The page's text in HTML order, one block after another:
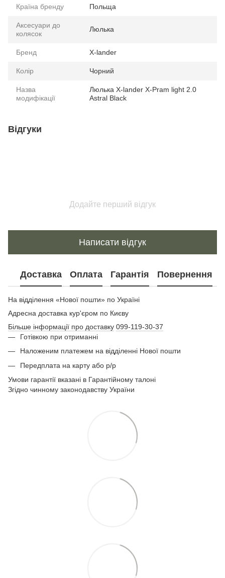
Країна бренду Польща
Аксесуари до
колясок
Люлька
Бренд X-lander
Колір Чорний
Назва
модифікації
Люлька X-lander X-Pram light 2.0
Astral Black
Відгуки
Додайте перший відгук
Написати відгук
Доставка Оплата Гарантія Повернення
На відділення «Нової пошти» по Україні
Адресна доставка кур'єром по Києву
Більше інформації про доставку 099-119-30-37
Готівкою при отриманні
Наложеним платежем на відділенні Нової пошти
Передплата на карту або р/р
Умови гарантії вказані в Гарантійному талоні
Згідно чинному законодавству України